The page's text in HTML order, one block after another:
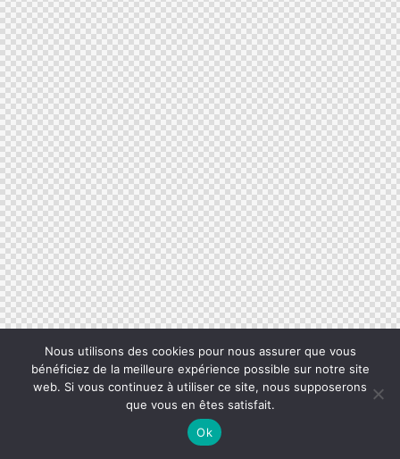
Nous utilisons des cookies pour nous assurer que vous
bénéficiez de la meilleure expérience possible sur notre site
web. Si vous continuez à utiliser ce site, nous supposerons
que vous en êtes satisfait.
Ok